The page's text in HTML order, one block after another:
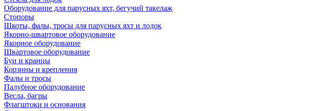
Оборудование для парусных яхт, бегучий такелаж
Стопоры
Шкоты, фалы, тросы для парусных яхт и лодок
Якорно-швартовое оборудование
Якорное оборудование
Швартовое оборудование
Буи и кранцы
Корзины и крепления
Фалы и тросы
Палубное оборудование
Весла, багры
Флагштоки и основания